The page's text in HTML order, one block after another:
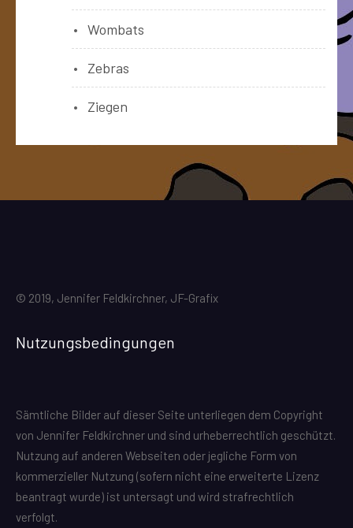
Wombats
Zebras
Ziegen
© 2019, Jennifer Feldkirchner, JF-Grafix
Nutzungsbedingungen
Sämtliche Bilder auf dieser Seite unterliegen dem Copyright
von Jennifer Feldkirchner und sind urheberrechtlich geschützt.
Nutzung auf anderen Webseiten oder jegliche Form von
kommerzieller Nutzung (sofern nicht eine erweiterte Lizenz
beantragt wurde) ist untersagt und wird strafrechtlich
verfolgt.